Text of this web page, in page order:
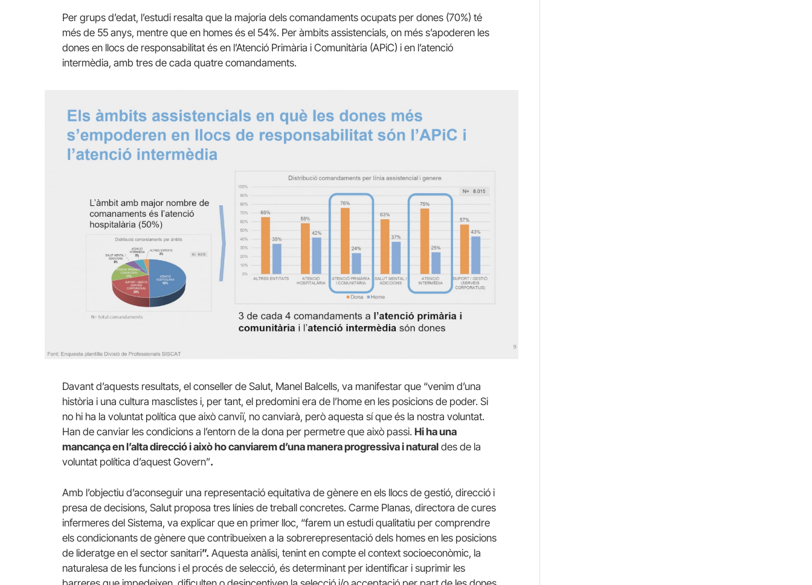
Per grups d’edat, l’estudi resalta que la majoria dels comandaments ocupats per dones (70%) té
més de 55 anys, mentre que en homes és el 54%. Per àmbits assistencials, on més s’apoderen les
dones en llocs de responsabilitat és en l’Atenció Primària i Comunitària (APiC) i en l’atenció
intermèdia, amb tres de cada quatre comandaments.
Davant d’aquests resultats, el conseller de Salut, Manel Balcells, va manifestar que “venim d’una
història i una cultura masclistes i, per tant, el predomini era de l’home en les posicions de poder. Si
no hi ha la voluntat política que això canviï, no canviarà, però aquesta sí que és la nostra voluntat.
Han de canviar les condicions a l’entorn de la dona per permetre que això passi. Hi ha una
mancança en l’alta direcció i això ho canviarem d’una manera progressiva i natural des de la
voluntat política d’aquest Govern”.
Amb l’objectiu d’aconseguir una representació equitativa de gènere en els llocs de gestió, direcció i
presa de decisions, Salut proposa tres línies de treball concretes. Carme Planas, directora de cures
infermeres del Sistema, va explicar que en primer lloc, “farem un estudi qualitatiu per comprendre
els condicionants de gènere que contribueixen a la sobrerepresentació dels homes en les posicions
de lideratge en el sector sanitari”. Aquesta anàlisi, tenint en compte el context socioeconòmic, la
naturalesa de les funcions i el procés de selecció, és determinant per identificar i suprimir les